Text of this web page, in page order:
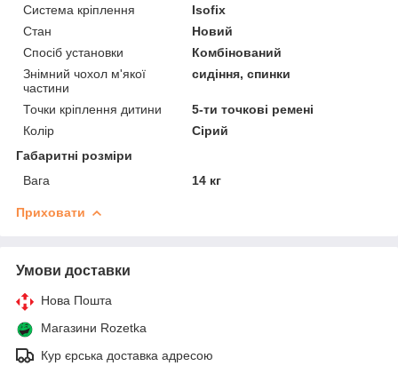
Система кріплення
Isofix
Стан
Новий
Спосіб установки
Комбінований
Знімний чохол м'якої
частини
сидіння, спинки
Точки кріплення дитини
5-ти точкові ремені
Колір
Сірий
Габаритні розміри
Вага
14 кг
Приховати
Умови доставки
Нова Пошта
Магазини Rozetka
Кур єрська доставка адресою